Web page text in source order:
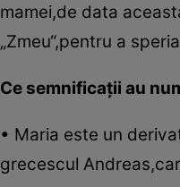
mamei,de data
„Zmeu“,pentru a
Ce semnificaţii au
• Maria este un
grecescul